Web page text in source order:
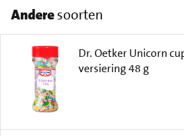
Anderesoorten
Dr. Oetker Unicorn
versiering 48 g